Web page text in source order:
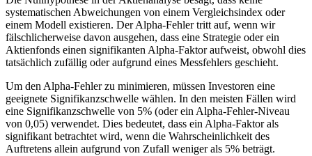
systematischen Abweichungen von einem Vergleichsindex oder
einem Modell existieren. Der Alpha-Fehler tritt auf, wenn wir
fälschlicherweise davon ausgehen, dass eine Strategie oder ein
Aktienfonds einen signifikanten Alpha-Faktor aufweist, obwohl dies
tatsächlich zufällig oder aufgrund eines Messfehlers geschieht.
Um den Alpha-Fehler zu minimieren, müssen Investoren eine
geeignete Signifikanzschwelle wählen. In den meisten Fällen wird
eine Signifikanzschwelle von 5% (oder ein Alpha-Fehler-Niveau
von 0,05) verwendet. Dies bedeutet, dass ein Alpha-Faktor als
signifikant betrachtet wird, wenn die Wahrscheinlichkeit des
Auftretens allein aufgrund von Zufall weniger als 5% beträgt.